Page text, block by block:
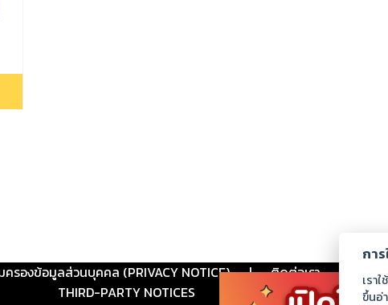
ครองข้อมูลส่วนบุคคล (PRIVACY NOTICE) | ติดต่อเรา ร่ว
THIRD-PARTY NOTICES
กา
เรา
ขึ้นอ่